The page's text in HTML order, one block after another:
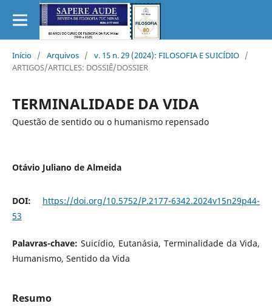
Início / Arquivos / v. 15 n. 29 (2024): FILOSOFIA E SUICÍDIO /
ARTIGOS/ARTICLES: DOSSIÊ/DOSSIER
TERMINALIDADE DA VIDA
Questão de sentido ou o humanismo repensado
Otávio Juliano de Almeida
DOI: https://doi.org/10.5752/P.2177-6342.2024v15n29p44-
53
Palavras-chave: Suicídio, Eutanásia, Terminalidade da Vida,
Humanismo, Sentido da Vida
Resumo